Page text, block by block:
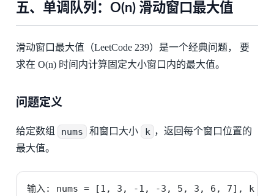
五、单调队列：O(n) 滑动窗口最大值
滑动窗口最大值（LeetCode 239）是一个经典问题， 要
求在 O(n) 时间内计算固定大小窗口内的最大值。
问题定义
给定数组 nums 和窗口大小 k ，返回每个窗口位置的
最大值。
输入: nums = [1, 3, -1, -3, 5, 3, 6, 7], k =